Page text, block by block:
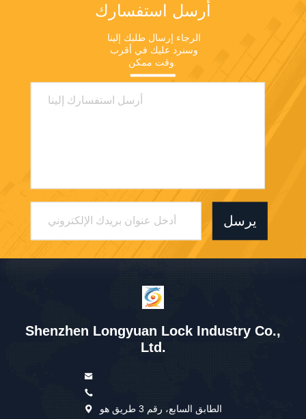
أرسل استفسارك
وقت ممكن.
يرسل
Shenzhen Longyuan Lock Industry Co.,
Ltd.
الطابق السابع، رقم 3 طريق هو